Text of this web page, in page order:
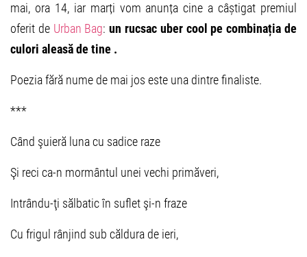
mai, ora 14, iar marți vom anunța cine a câștigat premiul
oferit de Urban Bag:un rucsac uber cool pe combinația de
culori aleasă de tine .
Poezia fără nume de mai jos este una dintre finaliste.
***
Când şuieră luna cu sadice raze
Şi reci ca-n mormântul unei vechi primăveri,
Intrându-ţi sălbatic în suflet şi-n fraze
Cu frigul rânjind sub căldura de ieri,